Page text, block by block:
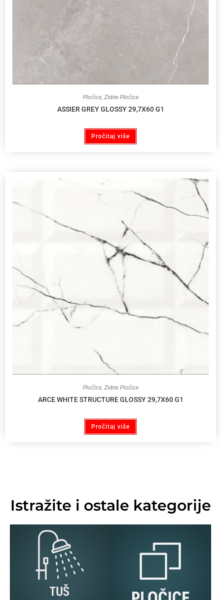
Pločice, Zidne Pločice
ASSIER GREY GLOSSY 29,7X60 G1
Pročitaj više
Pločice, Zidne Pločice
ARCE WHITE STRUCTURE GLOSSY 29,7X60 G1
Pročitaj više
Istražite i ostale kategorije